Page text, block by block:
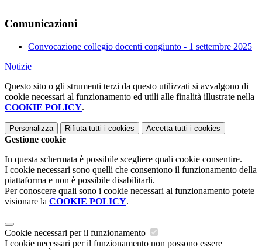
Comunicazioni
Convocazione collegio docenti congiunto - 1 settembre 2025
Notizie
Questo sito o gli strumenti terzi da questo utilizzati si avvalgono di
cookie necessari al funzionamento ed utili alle finalità illustrate nella
COOKIE POLICY.
Personalizza Rifiuta tutti i cookies Accetta tutti i cookies
Gestione cookie
In questa schermata è possibile scegliere quali cookie consentire.
I cookie necessari sono quelli che consentono il funzionamento della
piattaforma e non è possibile disabilitarli.
Per conoscere quali sono i cookie necessari al funzionamento potete
visionare la COOKIE POLICY.
Cookie necessari per il funzionamento
I cookie necessari per il funzionamento non possono essere